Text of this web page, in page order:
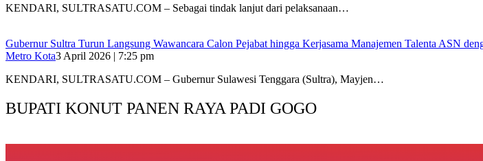
KENDARI, SULTRASATU.COM – Sebagai tindak lanjut dari pelaksanaan…
Gubernur Sultra Turun Langsung Wawancara Calon Pejabat hingga Kerjasama Manajemen Talenta ASN
Metro Kota3 April 2026 | 7:25 pm
KENDARI, SULTRASATU.COM – Gubernur Sulawesi Tenggara (Sultra), Mayjen…
BUPATI KONUT PANEN RAYA PADI GOGO